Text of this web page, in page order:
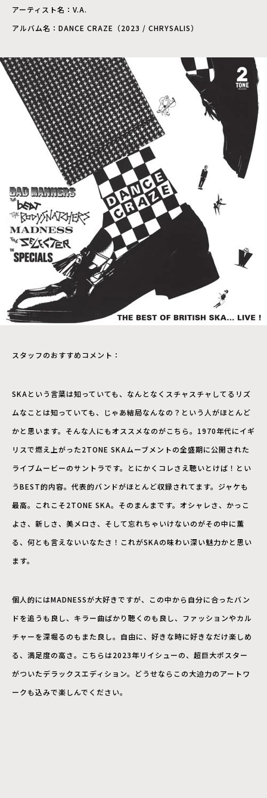
アーティスト名：V.A.
アルバム名：DANCE CRAZE（2023 / CHRYSALIS）
スタッフのおすすめコメント：
SKAという言葉は知っていても、なんとなくスチャスチャしてるリズ
ムなことは知っていても、じゃあ結局なんなの？という人がほとんど
かと思います。そんな人にもオススメなのがこちら。1970年代にイギ
リスで燃え上がった2TONE SKAムーブメントの全盛期に公開された
ライブムービーのサントラです。とにかくコレさえ聴いとけば！とい
うBEST的内容。代表的バンドがほとんど収録されてます。ジャケも
最高。これこそ2TONE SKA。そのまんまです。オシャレさ、かっこ
よさ、新しさ、美メロさ、そして忘れちゃいけないのがその中に薫
る、何とも言えないいなたさ！これがSKAの味わい深い魅力かと思い
ます。
個人的にはMADNESSが大好きですが、この中から自分に合ったバン
ドを追うも良し、キラー曲ばかり聴くのも良し、ファッションやカル
チャーを深堀るのもまた良し。自由に、好きな時に好きなだけ楽しめ
る、満足度の高さ。こちらは2023年リイシューの、超巨大ポスター
がついたデラックスエディション。どうせならこの大迫力のアートワ
ークも込みで楽しんでください。